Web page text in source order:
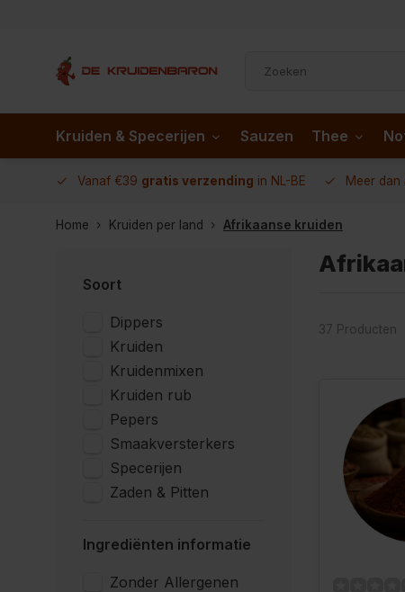
Kruiden & Specerijen Sauzen Thee
Vanaf €39 gratis verzending in NL-BE Meer dan
Home Kruiden per land Afrikaanse kruiden
Soort
Dippers
Kruiden
Kruidenmixen
Kruiden rub
Pepers
Smaakversterkers
Specerijen
Zaden & Pitten
Ingrediënten informatie
Zonder Allergenen
37 Producten